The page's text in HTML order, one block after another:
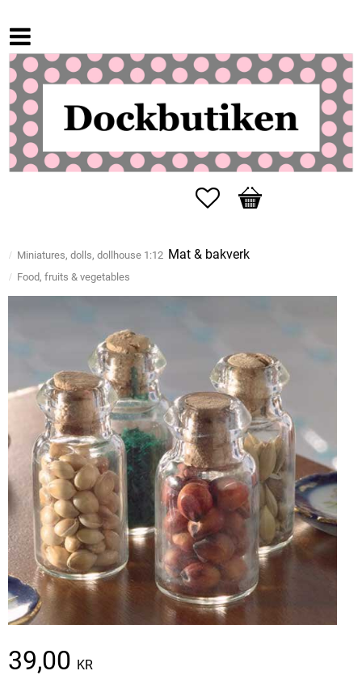
Favorites
Basket
Miniatures, dolls, dollhouse 1:12 Mat & bakverk
Food, fruits & vegetables
39,00 KR